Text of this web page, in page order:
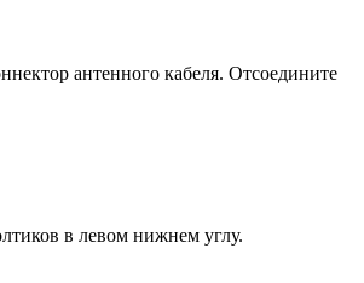
антенного кабеля. Отсоедините
в левом нижнем углу.